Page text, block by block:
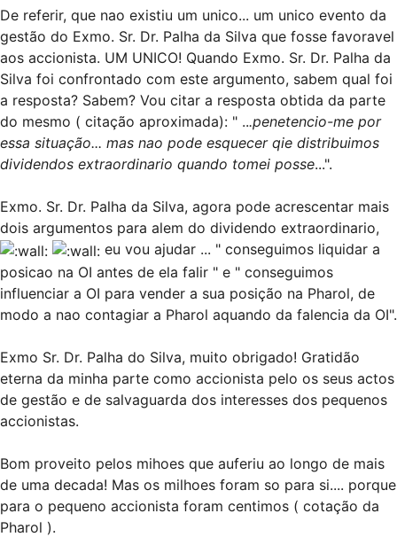
De referir, que nao existiu um unico... um unico evento da
gestão do Exmo. Sr. Dr. Palha da Silva que fosse favoravel
aos accionista. UM UNICO! Quando Exmo. Sr. Dr. Palha da
Silva foi confrontado com este argumento, sabem qual foi
a resposta? Sabem? Vou citar a resposta obtida da parte
do mesmo ( citação aproximada): " ...penetencio-me por
essa situação... mas nao pode esquecer qie distribuimos
dividendos extraordinario quando tomei posse...".
Exmo. Sr. Dr. Palha da Silva, agora pode acrescentar mais
dois argumentos para alem do dividendo extraordinario,
eu vou ajudar ... " conseguimos liquidar a
posicao na OI antes de ela falir " e " conseguimos
influenciar a OI para vender a sua posição na Pharol, de
modo a nao contagiar a Pharol aquando da falencia da OI".
Exmo Sr. Dr. Palha do Silva, muito obrigado! Gratidão
eterna da minha parte como accionista pelo os seus actos
de gestão e de salvaguarda dos interesses dos pequenos
accionistas.
Bom proveito pelos mihoes que auferiu ao longo de mais
de uma decada! Mas os milhoes foram so para si.... porque
para o pequeno accionista foram centimos ( cotação da
Pharol ).